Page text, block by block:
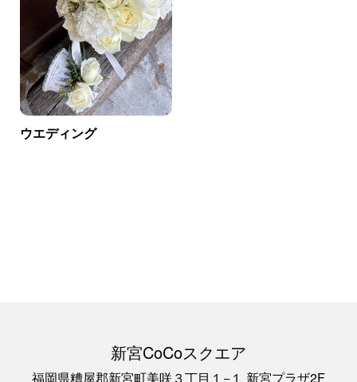
ウエディング
新宮CoCoスクエア
福岡県糟屋郡新宮町美咲３丁目１−１ 新宮プラザ2F